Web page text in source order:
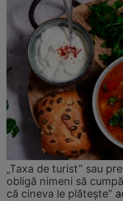
„Taxa de turist” sau
obligă nimeni să
că cineva le plătește”